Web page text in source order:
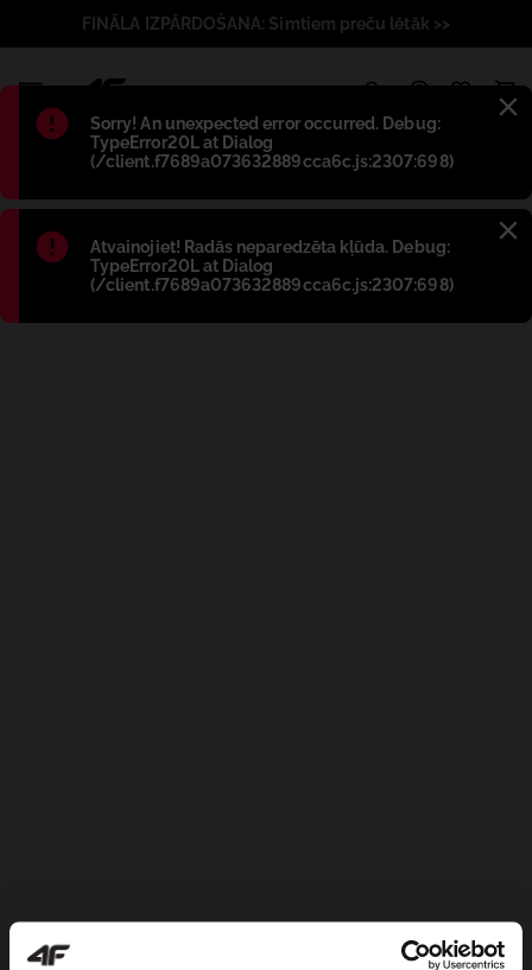
Błąd:
Sorry! An unexpected error occurred. Debug:
TypeError20L at Dialog
(/client.f7689a073632889cca6c.js:2307:698)
Błąd:
Atvainojiet! Radās neparedzēta kļūda. Debug:
TypeError20L at Dialog
(/client.f7689a073632889cca6c.js:2307:698)
FINĀLA IZPĀRDOŠANA: Simtiem preču lētāk >>